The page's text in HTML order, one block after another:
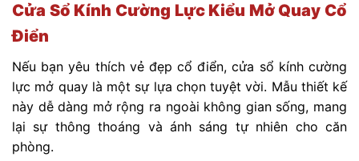
Cửa Sổ Kính Cường Lực Kiểu Mở Quay Cổ
Điển
Nếu bạn yêu thích vẻ đẹp cổ điển, cửa sổ kính cường
lực mở quay là một sự lựa chọn tuyệt vời. Mẫu thiết kế
này dễ dàng mở rộng ra ngoài không gian sống, mang
lại sự thông thoáng và ánh sáng tự nhiên cho căn
phòng.